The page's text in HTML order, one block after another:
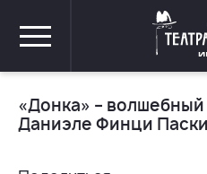
«Донка» –
Даниэле Финци